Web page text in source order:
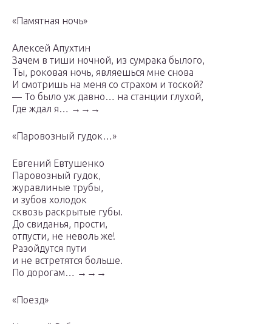
«Памятная ночь»
Алексей Апухтин
Зачем в тиши ночной, из сумрака былого,
Ты, роковая ночь, являешься мне снова
И смотришь на меня со страхом и тоской?
— То было уж давно… на станции глухой,
Где ждал я… →→→
«Паровозный гудок…»
Евгений Евтушенко
Паровозный гудок,
журавлиные трубы,
и зубов холодок
сквозь раскрытые губы.
До свиданья, прости,
отпусти, не неволь же!
Разойдутся пути
и не встретятся больше.
По дорогам… →→→
«Поезд»